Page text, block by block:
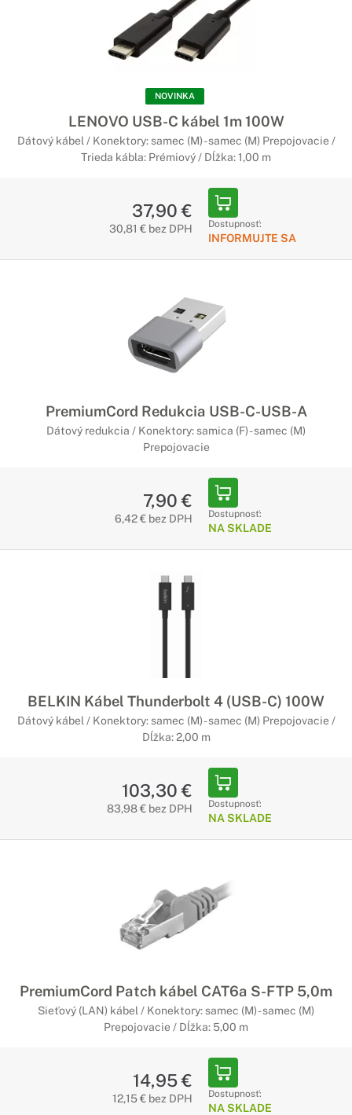
NOVINKA
LENOVO USB-C kábel 1m 100W
Dátový kábel / Konektory: samec (M) - samec (M) Prepojovacie /
Trieda kábla: Prémiový / Dĺžka: 1,00 m
37,90 €
30,81 € bez DPH Dostupnosť:
INFORMUJTE SA
PremiumCord Redukcia USB-C-USB-A
Dátový redukcia / Konektory: samica (F) - samec (M)
Prepojovacie
7,90 €
6,42 € bez DPH Dostupnosť:
NA SKLADE
BELKIN Kábel Thunderbolt 4 (USB-C) 100W
Dátový kábel / Konektory: samec (M) - samec (M) Prepojovacie /
Dĺžka: 2,00 m
103,30 €
83,98 € bez DPH Dostupnosť:
NA SKLADE
PremiumCord Patch kábel CAT6a S-FTP 5,0m
Sieťový (LAN) kábel / Konektory: samec (M) - samec (M)
Prepojovacie / Dĺžka: 5,00 m
14,95 €
12,15 € bez DPH Dostupnosť:
NA SKLADE